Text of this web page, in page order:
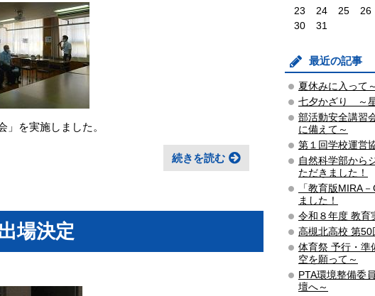
を実施しました。
続きを読む
場決定
23
24 25 26
30
31
最近の記事
夏休みに入って～
七夕かざり ～
部活動安全講習
に備えて～
第１回学校運営
自然科学部から
ただきました！
「教育版MIRA
ました！
令和８年度 教育
高槻北高校 第50
体育祭 予行・
空を願って～
PTA環境整備委
壇へ～